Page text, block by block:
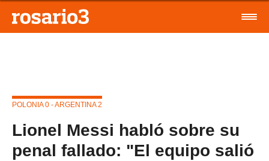
POLONIA 0 - ARGENTINA 2
Lionel Messi habló sobre su
penal fallado: "El equipo salió